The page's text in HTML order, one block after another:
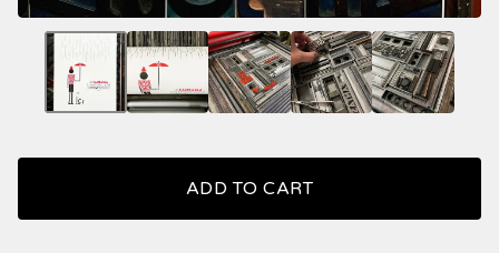
ADD TO CART